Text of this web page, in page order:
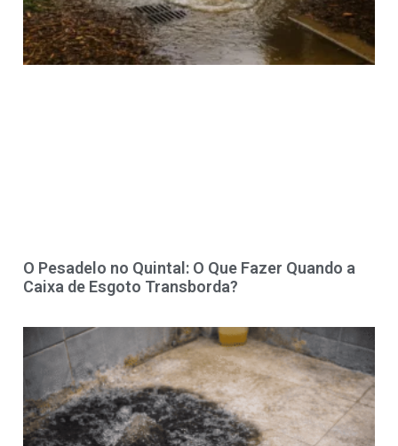
O Pesadelo no Quintal: O Que Fazer Quando a
Caixa de Esgoto Transborda?